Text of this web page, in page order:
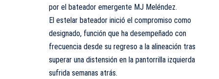
por el bateador emergente MJ Meléndez.
El estelar bateador inició el compromiso como
designado, función que ha desempeñado con
frecuencia desde su regreso a la alineación tras
superar una distensión en la pantorrilla izquierda
sufrida semanas atrás.